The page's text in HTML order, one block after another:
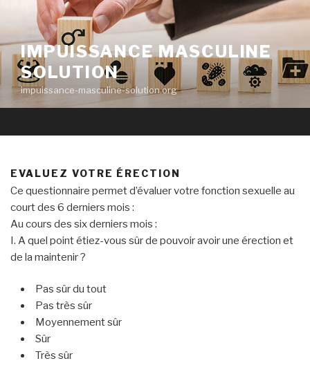
contenu
principal
IMPUISSANCE MASCULINE
SOLUTION
impuissance-masculine-solution.org
EVALUEZ VOTRE ÉRECTION
Ce questionnaire permet d’évaluer votre fonction sexuelle au
court des 6 derniers mois :
Au cours des six derniers mois :
I. A quel point étiez-vous sûr de pouvoir avoir une érection et
de la maintenir ?
Pas sûr du tout
Pas très sûr
Moyennement sûr
Sûr
Très sûr